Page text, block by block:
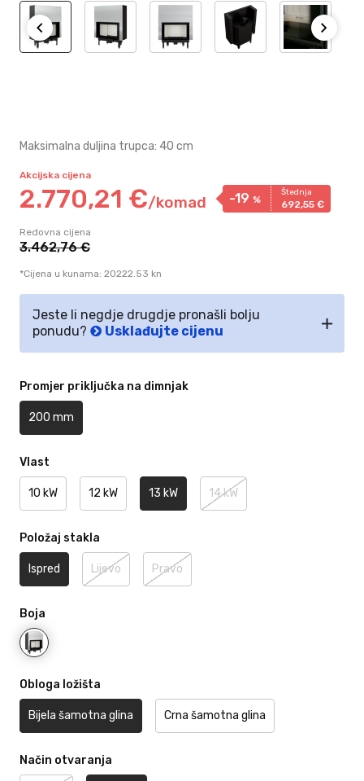
Maksimalna duljina trupca: 40 cm
Akcijska cijena
2.770,21 €/komad -19 %
Štednja
692,55 €
Redovna cijena
3.462,76 €
*Cijena u kunama: 20222.53 kn
Jeste li negdje drugdje pronašli bolju
ponudu?
Usklađujte cijenu
Promjer priključka na dimnjak
200 mm
Vlast
10 kW 12 kW 13 kW 14 kW
Položaj stakla
Ispred Lijevo Pravo
Boja
Obloga ložišta
Bijela šamotna glina Crna šamotna glina
Način otvaranja